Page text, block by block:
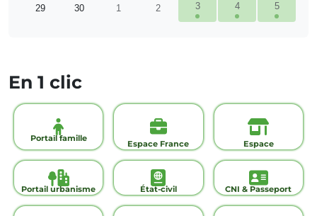
29 30 1 2 3 4 5
En 1 clic
Portail famille
Espace France
Espace
Portail urbanisme État-civil CNI & Passeport